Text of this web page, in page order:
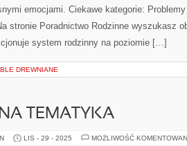
emocjami. Ciekawe kategorie:
stronie Poradnictwo Rodzinne wyszukasz
system rodzinny na poziomie […]
DREWNIANE
TEMATYKA
LIS - 29 - 2025 MOŻLIWOŚĆ